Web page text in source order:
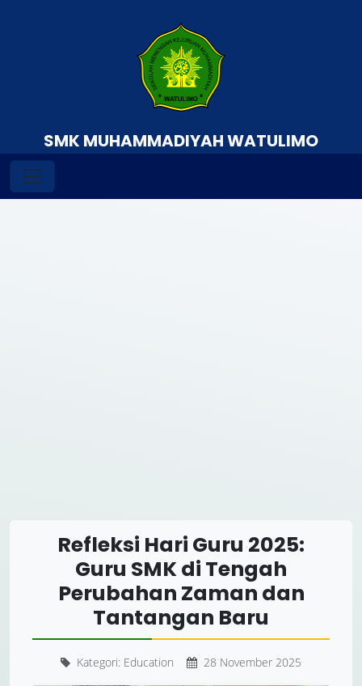
SMK MUHAMMADIYAH WATULIMO
Refleksi Hari Guru 2025:
Guru SMK di Tengah
Perubahan Zaman dan
Tantangan Baru
Kategori: Education 28 November 2025